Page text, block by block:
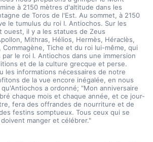
à 2150 mètres d'altitude dans les
de Toros de l'Est. Au sommet, à 2150
le tumulus du roi I. Antiochos. Sur les
ouest, il y a les statues de Zeus
Mithras, Hélios, Hermès, Héraclès,
Commagène, Tiche et du roi lui-même, qui
le roi I. Antiochos dans une immersion
et de la culture grecque et perse.
les informations nécessaires de notre
de la vue encore inégalée, en nous
a ordonné; "Mon anniversaire
chaque mois et chaque année, et ce jour-
fera des offrandes de nourriture et de
festins somptueux. Tous ceux qui se
manger et célébrer."